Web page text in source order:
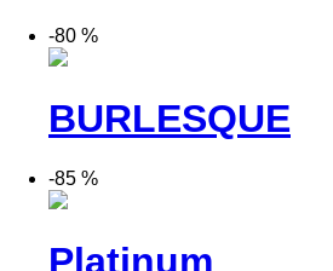
-80 %
BURLESQUE
-85 %
Platinum